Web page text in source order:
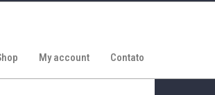
My account Contato